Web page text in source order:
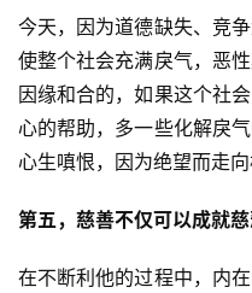
资
八
今天，因为道德缺失、竞
使整个社会充满戾气，恶
因缘和合的，如果这个社
心的帮助，多一些化解戾
心生嗔恨，因为绝望而走向
第五，慈善不仅可以成就慈
在不断利他的过程中，内